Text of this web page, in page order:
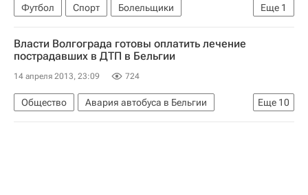
Еще 1
Футбол Спорт
Болельщики
АЕК (Афины)
Власти Волгограда готовы оплатить лечение
пострадавших в ДТП в Бельгии
14 апреля 2013, 23:09 724
Еще 10
Общество
Авария автобуса в Бельгии
Бельгия
Волгоградская область
Европа